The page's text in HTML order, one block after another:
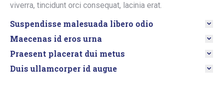
viverra, tincidunt orci consequat, lacinia erat.
Suspendisse malesuada libero odio
Maecenas id eros urna
Praesent placerat dui metus
Duis ullamcorper id augue